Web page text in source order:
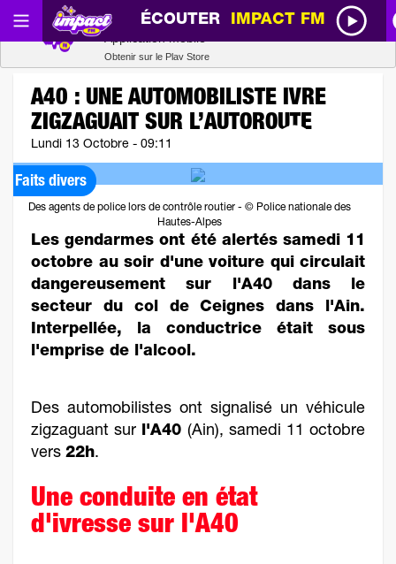
ÉCOUTER IMPACT FM
A40 : UNE AUTOMOBILISTE IVRE
ZIGZAGUAIT SUR L’AUTOROUTE
Lundi 13 Octobre - 09:11
Faits divers
Des agents de police lors de contrôle routier - © Police nationale des
Hautes-Alpes
Les gendarmes ont été alertés samedi 11
octobre au soir d'une voiture qui circulait
dangereusement sur l'A40 dans le
secteur du col de Ceignes dans l'Ain.
Interpellée, la conductrice était sous
l'emprise de l'alcool.
Des automobilistes ont signalisé un véhicule
zigzaguant sur l'A40 (Ain), samedi 11 octobre
vers 22h.
Une conduite en état
d'ivresse sur l'A40
Radio SCOOP
Obtenir sur le Play Store
Télécharger